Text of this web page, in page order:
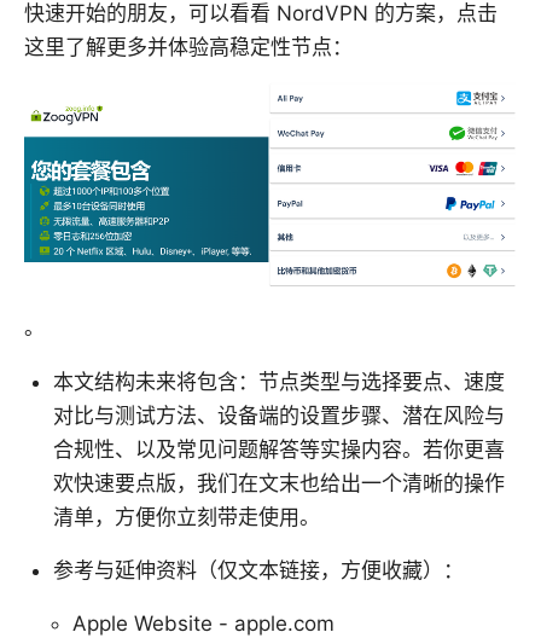
快速开始的朋友，可以看看 NordVPN 的方案，点击
这里了解更多并体验高稳定性节点：
。
本文结构未来将包含：节点类型与选择要点、速度
对比与测试方法、设备端的设置步骤、潜在风险与
合规性、以及常见问题解答等实操内容。若你更喜
欢快速要点版，我们在文末也给出一个清晰的操作
清单，方便你立刻带走使用。
参考与延伸资料（仅文本链接，方便收藏）：
Apple Website - apple.com